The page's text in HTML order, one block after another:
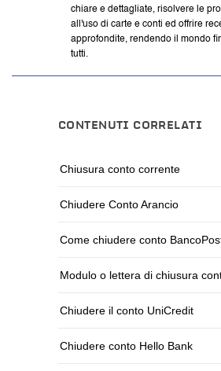
chiare e dettagliate, risolvere le
all'uso di carte e conti ed offrire
approfondite, rendendo il mondo
tutti.
CONTENUTI CORRELATI
Chiusura conto corrente
Chiudere Conto Arancio
Come chiudere conto
Modulo o lettera di chiusura
Chiudere il conto UniCredit
Chiudere conto Hello Bank